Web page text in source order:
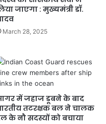
जाएगा : मुख्यमंत्री डॉ.
March 28, 2025
में जहाज डूबने के बाद
तटरक्षक बल ने चालक
के नौ सदस्यों को बचाया